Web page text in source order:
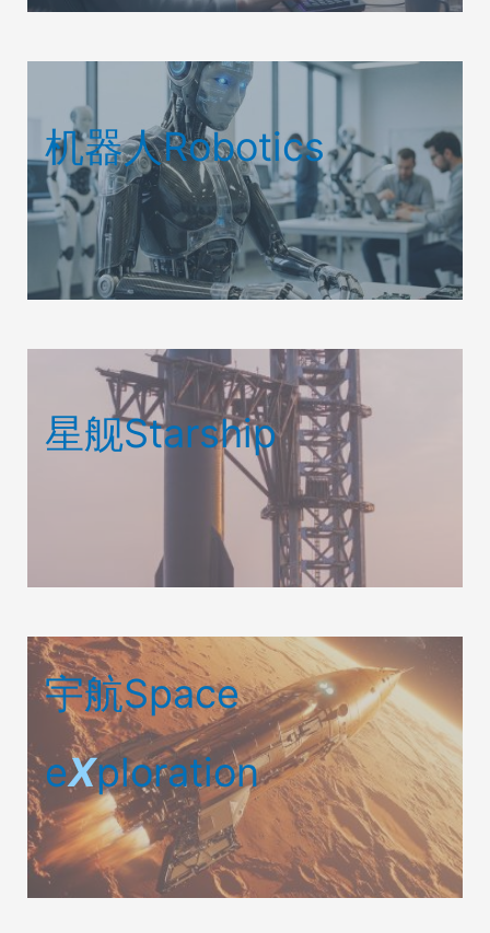
机器人Robotics
星舰Starship
宇航Space
eXploration